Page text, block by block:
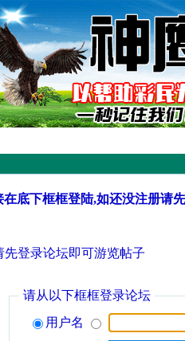
底下框框登陆,如还没注册请
先登录论坛即可游览帖子
请从以下框框登录论坛
用户名